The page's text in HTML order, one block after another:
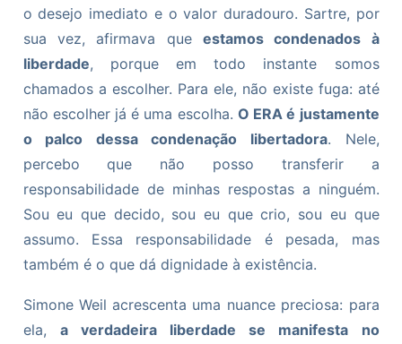
o desejo imediato e o valor duradouro. Sartre, por
sua vez, afirmava que estamos condenados à
liberdade, porque em todo instante somos
chamados a escolher. Para ele, não existe fuga: até
não escolher já é uma escolha. O ERA é justamente
o palco dessa condenação libertadora. Nele,
percebo que não posso transferir a
responsabilidade de minhas respostas a ninguém.
Sou eu que decido, sou eu que crio, sou eu que
assumo. Essa responsabilidade é pesada, mas
também é o que dá dignidade à existência.
Simone Weil acrescenta uma nuance preciosa: para
ela, a verdadeira liberdade se manifesta no